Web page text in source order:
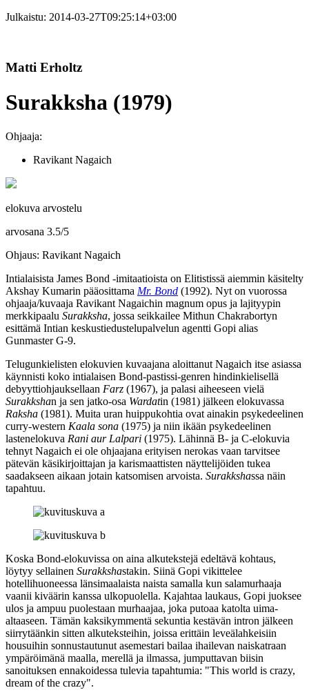
Julkaistu: 2014-03-27T09:25:14+03:00
Matti Erholtz
Surakksha (1979)
Ohjaaja:
Ravikant Nagaich
elokuva arvostelu
arvosana 3.5/5
Ohjaus: Ravikant Nagaich
Intialaisista James Bond ‑imitaatioista on Elitistissä aiemmin käsitelty
Akshay Kumarin pääosittama Mr. Bond (1992). Nyt on vuorossa
ohjaaja/kuvaaja Ravikant Nagaichin magnum opus ja lajityypin
merkkipaalu Surakksha, jossa seikkailee Mithun Chakrabortyn
esittämä Intian keskus­tiedustelupalvelun agentti Gopi alias
Gunmaster G‑9.
Telugunkielisten elokuvien kuvaajana aloittanut Nagaich itse asiassa
käynnisti koko intialaisen Bond-pastissi-genren hindinkielisellä
debyyttiohjauksellaan Farz (1967), ja palasi aiheeseen vielä
Surakkshan ja sen jatko‑osa Wardatin (1981) jälkeen elokuvassa
Raksha (1981). Muita uran huippukohtia ovat ainakin psykedeelinen
curry-western Kaala sona (1975) ja niin ikään psykedeelinen
lastenelokuva Rani aur Lalpari (1975). Lähinnä B‑ ja C‑elokuvia
tehnyt Nagaich ei ole ohjaajana erityisen nerokas vaan tarvitsee
pätevän käsikirjoittajan ja karismaattisten näyttelijöiden tukea
saadakseen aikaan jotain katsomisen arvoista. Surakkshassa näin
tapahtuu.
Koska Bond-elokuvissa on aina alkutekstejä edeltävä kohtaus,
löytyy sellainen Surakkshastakin. Siinä Gopi vikittelee
hotellihuoneessa länsimaalaista naista samalla kun salamurhaaja
vaanii kiväärin kanssa ulkopuolella. Kajahtaa laukaus, Gopi juoksee
ulos ja ampuu puolestaan murhaajaa, joka putoaa katolta uima-
altaaseen. Tämän kaksikymmentä sekuntia kestävän intron jälkeen
siirrytäänkin sitten alkuteksteihin, joissa erittäin leveälahkeisiin
housuihin sonnustautunut asemestari bailaa ihailevan naiskatraan
ympäröimänä maalla, merellä ja ilmassa, jumputtavan biisin
sanoituksen ennakoidessa tulevia tapahtumia: "This world is crazy,
dream of the crazy".